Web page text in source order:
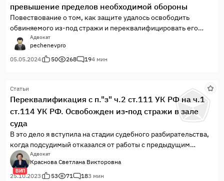
превышение пределов необходимой обороны
Повествование о том, как защите удалось освободить
обвиняемого из-под стражи и переквалифицировать его
действияАдвокат
pechenevpro
05.05.2024
50 268 194 мин
Статьи
Переквалификация с п."з" ч.2 ст.111 УК РФ на ч.1
ст.114 УК РФ. Освобожден из-под стражи в зале
суда
В это дело я вступила на стадии судебного разбирательства,
когда подсудимый отказался от работы с предыдущим
защитником.Я всегда стараюсь узнать причины отказа от
работы с моими коллегами, поскольку работать с
самодурами, хамами, и просто дураками, не хочу и этого не
ВИП
Адвокат
Краснова Светлана Викторовна
25.10.2023
53 71 183 мин